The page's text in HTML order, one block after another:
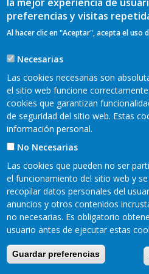
ayuda
a
la
navegación
Pie
de
Página
Oriente
Mapa
Política de
preferencias y visitas
Al hacer clic en "Aceptar", acepta el uso
Necesarias
Las cookies necesarias son
el sitio web funcione
cookies que garantizan
de seguridad del sitio web. Estas
información personal.
No Necesarias
Las cookies que pueden no ser
el funcionamiento del sitio web y
recopilar datos personales del
anuncios y otros contenidos
no necesarias. Es obligatorio
usuario antes de ejecutar estas
Guardar preferencias